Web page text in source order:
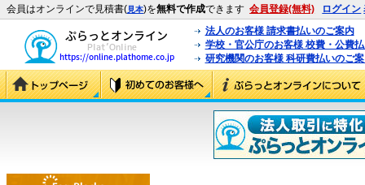
会員はオンラインで見積書(見本)を無料で作成できます 会員登録(無料) ログイン
法人のお客様 請求書払いのご案内
学校・官公庁のお客様 校費・公費
研究機関のお客様 科研費払いのご